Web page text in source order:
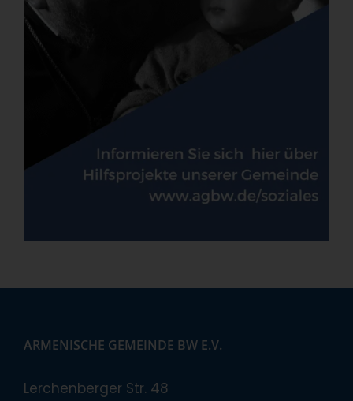
ARMENISCHE GEMEINDE BW E.V.
Lerchenberger Str. 48